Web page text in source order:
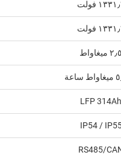
فولت
فولت
٢٫٥ ميغاواط
LFP 314Ah
IP54 /
RS485/